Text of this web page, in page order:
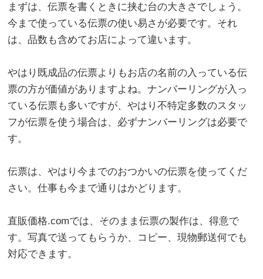
まずは、伝票を書くときに挟む台の大きさでしょう。
今まで使っている伝票の使い易さが必要です。それ
は、品数も含めてお店によって違います。
やはり既成品の伝票よりもお店の名前の入っている伝
票の方が価値がありますよね。ナンバーリングが入っ
ている伝票も多いですが、やはり不特定多数のスタッ
フが伝票を使う場合は、必ずナンバーリングは必要で
す。
伝票は、やはり今までのおつかいの伝票を使ってくだ
さい。仕事も今まで通りはかどります。
直販価格.comでは、そのまま伝票の製作は、得意で
す。写真で送ってもらうか、コピー、現物郵送何でも
対応できます。